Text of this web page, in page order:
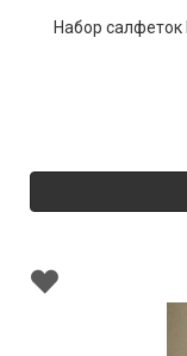
Набор салфеток